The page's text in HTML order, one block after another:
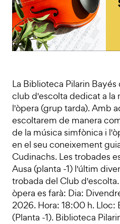
La Biblioteca Pilarin
club d'escolta dedicat a la
l'òpera (grup tarda). Amb
escoltarem de manera
de la música simfònica i
en el seu coneixement
Cudinachs. Les trobades
Ausa (planta -1) l'últim
trobada del Club
òpera es farà: Dia:
2026. Hora: 18:00 h. Lloc:
(Planta -1). Biblioteca